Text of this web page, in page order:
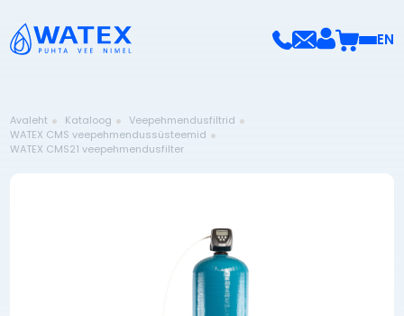
EN
Avaleht Kataloog
Veepehmendusfiltrid
WATEX CMS veepehmendussüsteemid
WATEX CMS21 veepehmendusfilter